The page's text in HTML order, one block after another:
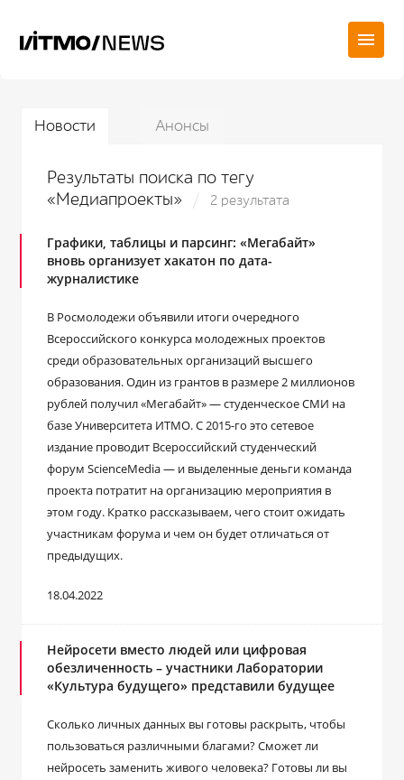
Новости Анонсы
Результаты поиска по тегу
«Медиапроекты»
2 результата
Графики, таблицы и парсинг: «Мегабайт»
вновь организует хакатон по дата-
журналистике
В Росмолодежи объявили итоги очередного
Всероссийского конкурса молодежных проектов
среди образовательных организаций высшего
образования. Один из грантов в размере 2 миллионов
рублей получил «Мегабайт» — студенческое СМИ на
базе Университета ИТМО. С 2015-го это сетевое
издание проводит Всероссийский студенческий
форум ScienceMedia — и выделенные деньги команда
проекта потратит на организацию мероприятия в
этом году. Кратко рассказываем, чего стоит ожидать
участникам форума и чем он будет отличаться от
предыдущих.
18.04.2022
Нейросети вместо людей или цифровая
обезличенность – участники Лаборатории
«Культура будущего» представили будущее
Сколько личных данных вы готовы раскрыть, чтобы
пользоваться различными благами? Сможет ли
нейросеть заменить живого человека? Готовы ли вы